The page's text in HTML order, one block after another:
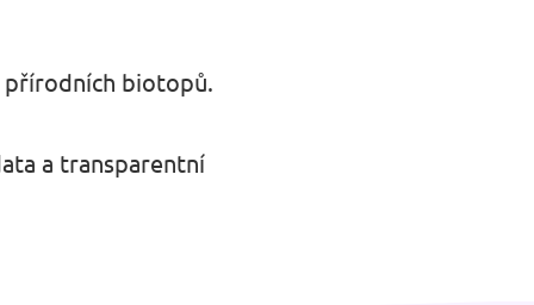
přírodních biotopů.
a transparentní